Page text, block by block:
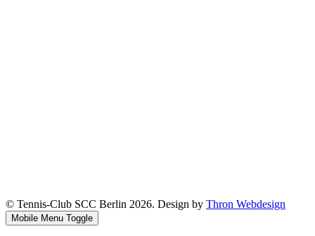
© Tennis-Club SCC Berlin 2026. Design by Thron Webdesign
Mobile Menu Toggle